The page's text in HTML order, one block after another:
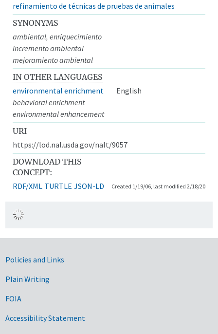
refinamiento de técnicas de pruebas de animales
SYNONYMS
ambiental, enriquecimiento
incremento ambiental
mejoramiento ambiental
IN OTHER LANGUAGES
environmental enrichment
English
behavioral enrichment
environmental enhancement
URI
https://lod.nal.usda.gov/nalt/9057
DOWNLOAD THIS
CONCEPT:
RDF/XML TURTLE JSON-LD Created 1/19/06, last modified 2/18/20
Government Links
Policies and Links
Plain Writing
FOIA
Accessibility Statement